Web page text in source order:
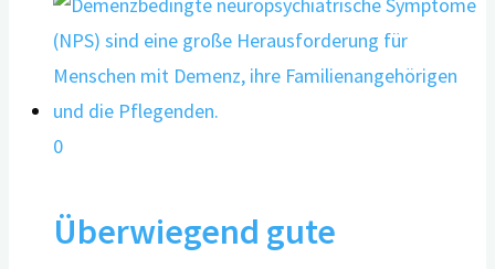
0
Überwiegend gute